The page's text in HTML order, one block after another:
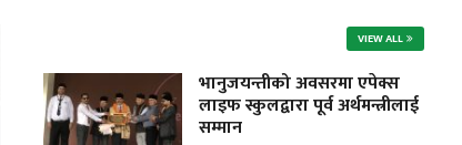
VIEW ALL
भानुजयन्तीको अवसरमा एपेक्स
लाइफ स्कुलद्वारा पूर्व अर्थमन्त्रीलाई
सम्मान